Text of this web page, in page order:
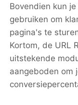
Bovendien kun
gebruiken om
pagina's te
Kortom, de URL
uitstekende
aangeboden om